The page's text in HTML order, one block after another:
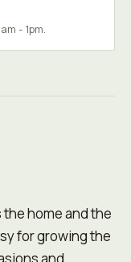
- 1pm.
home and the
for growing the